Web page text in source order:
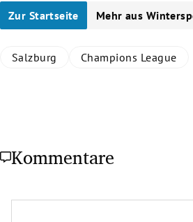
Zur Startseite Mehr aus
Salzburg Champions League
Kommentare